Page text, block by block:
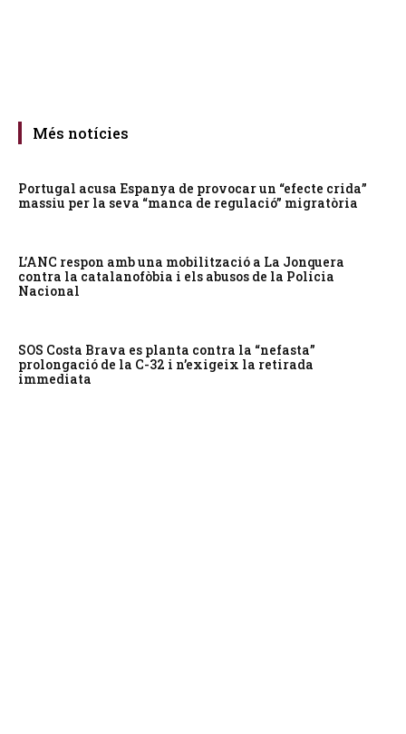
Més notícies
Portugal acusa Espanya de provocar un “efecte crida”
massiu per la seva “manca de regulació” migratòria
L’ANC respon amb una mobilització a La Jonquera
contra la catalanofòbia i els abusos de la Policia
Nacional
SOS Costa Brava es planta contra la “nefasta”
prolongació de la C-32 i n’exigeix la retirada
immediata